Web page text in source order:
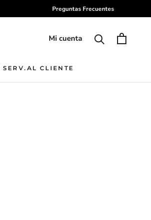
Preguntas Frecuentes
CLIENTE
Mi cuenta